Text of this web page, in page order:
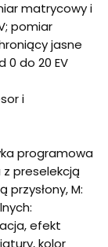
matrycowy i
pomiar
jasne
0 do 20 EV
i
programowa
preselekcją
M:
efekt
kolor